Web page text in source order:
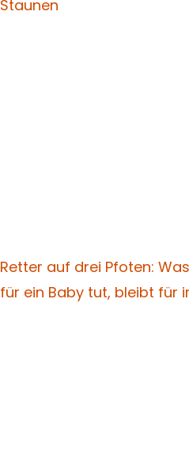
Staunen
Retter auf drei Pfoten:
für ein Baby tut, bleibt für